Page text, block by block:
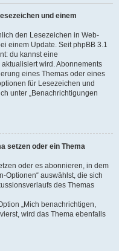
und einem
den Lesezeichen in Web-
einem Update. Seit phpBB 3.1
du kannst eine
wird. Abonnements
eines Themas oder eines
für Lesezeichen und
unter „Benachrichtigungen
setzen oder ein Thema
oder es abonnieren, in dem
Optionen“ auswählst, die sich
des Themas
„Mich benachrichtigen,
wird das Thema ebenfalls